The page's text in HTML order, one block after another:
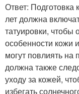
Ответ:
лет должна
татуировки, чтобы
особенности кожи
могут повлиять
должна также
уходу за кожей,
избегать